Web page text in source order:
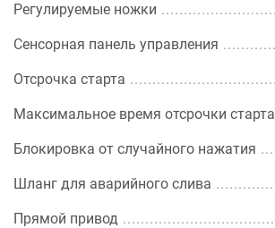
Регулируемые ножки
Сенсорная панель управления
Отсрочка старта
Максимальное время отсрочки старта
Блокировка от случайного нажатия
Шланг для аварийного слива
Прямой привод